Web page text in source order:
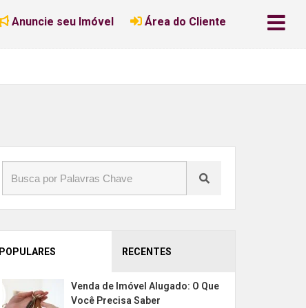
Anuncie seu Imóvel Área do Cliente
POPULARES RECENTES
Venda de Imóvel Alugado: O Que
Você Precisa Saber